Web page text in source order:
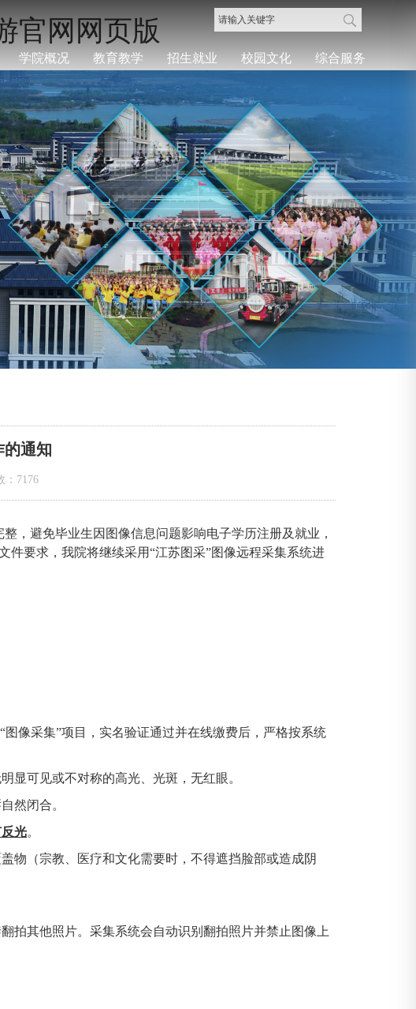
官网网页版
学院概况 教育教学 招生就业 校园文化 综合服务
的通知
7176
，避免毕业生因图像信息问题影响电子学历注册及就业，
件要求，我院将继续采用“江苏图采”图像远程采集系统进
像采集”项目，实名验证通过并在线缴费后，严格按系统
明显可见或不对称的高光、光斑，无红眼。
然闭合。
光。
物（宗教、医疗和文化需要时，不得遮挡脸部或造成阴
拍其他照片。采集系统会自动识别翻拍照片并禁止图像上